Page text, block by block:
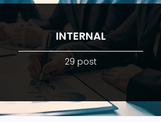
INTERNAL
29 post